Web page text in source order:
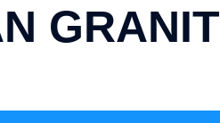
GRANIT